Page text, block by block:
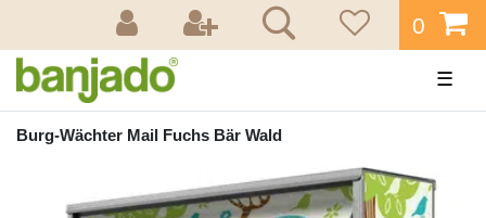
0
☰
Burg-Wächter Mail Fuchs Bär Wald